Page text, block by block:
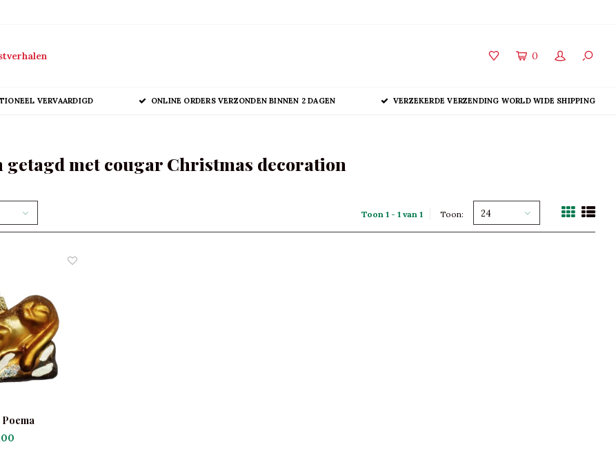
0
VERVAARDIGD ONLINE ORDERS VERZONDEN BINNEN 2 DAGEN VERZEKERDE VERZENDING WORLD WIDE SHIPPING
getagd met cougar Christmas decoration
Toon 1 - 1 van 1 Toon: 24